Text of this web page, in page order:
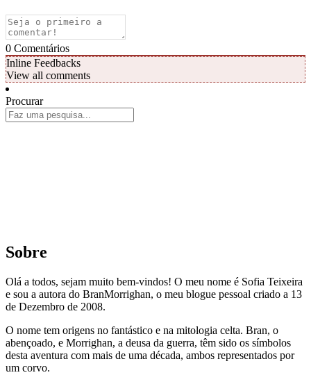
0 Comentários
Inline Feedbacks
View all comments
Procurar
Sobre
Olá a todos, sejam muito bem-vindos! O meu nome é Sofia Teixeira
e sou a autora do BranMorrighan, o meu blogue pessoal criado a 13
de Dezembro de 2008.
O nome tem origens no fantástico e na mitologia celta. Bran, o
abençoado, e Morrighan, a deusa da guerra, têm sido os símbolos
desta aventura com mais de uma década, ambos representados por
um corvo.